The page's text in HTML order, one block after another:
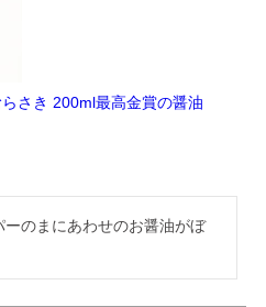
さき 200ml最高金賞の醤油
のまにあわせのお醤油がぼ